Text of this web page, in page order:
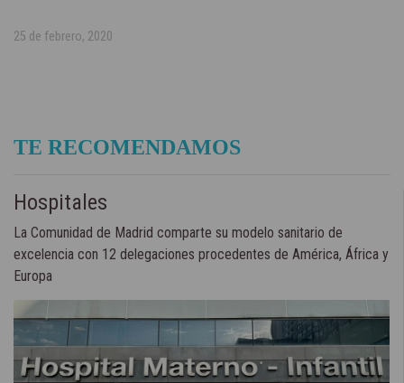
25 de febrero, 2020
TE RECOMENDAMOS
Hospitales
La Comunidad de Madrid comparte su modelo sanitario de
excelencia con 12 delegaciones procedentes de América, África y
Europa